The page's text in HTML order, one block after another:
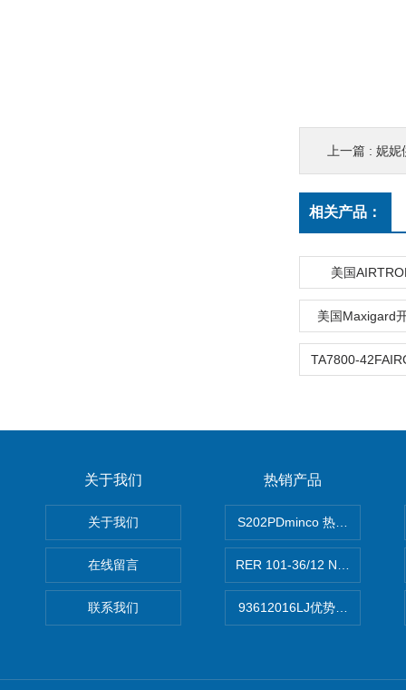
上一篇 : 妮妮
相关产品：
美国
美国Maxigard
关于我们
关于我们
在线留言
联系我们
热销产品
S202PDminco 热电阻
RER 101-36/12 NHH离心
93612016LJ优势供应美国